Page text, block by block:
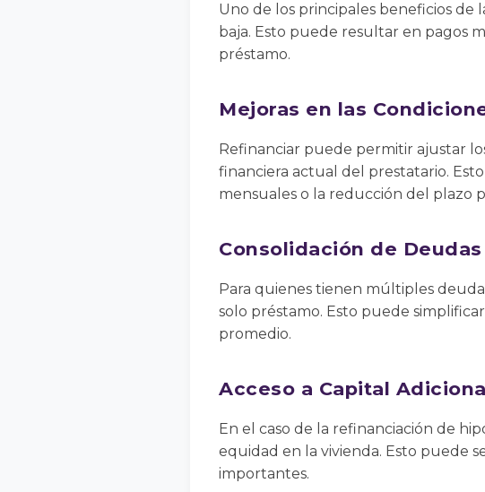
Uno de los principales beneficios de
baja. Esto puede resultar en pagos
préstamo.
Mejoras en las
Refinanciar puede permitir ajustar
financiera actual del prestatario.
mensuales o la reducción del plazo
Consolidación de Deudas
Para quienes tienen múltiples
solo préstamo. Esto puede
promedio.
Acceso a Capital
En el caso de la refinanciación de
equidad en la vivienda. Esto puede
importantes.